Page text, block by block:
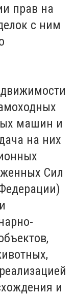
прав на
с ним
машин и
на них
Сил
и